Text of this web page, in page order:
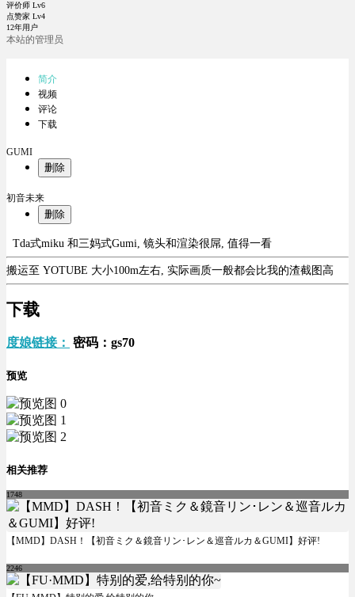
评价师 Lv6
点赞家 Lv4
12年用户
本站的管理员
简介
视频
评论
下载
GUMI
删除
初音未来
删除
Tda式miku 和三妈式Gumi, 镜头和渲染很屌, 值得一看
搬运至 YOTUBE 大小100m左右, 实际画质一般都会比我的渣截图高
下载
度娘链接： 密码：gs70
预览
相关推荐
1748
【MMD】DASH！【初音ミク＆鏡音リン･レン＆巡音ルカ＆GUMI】好评!
2246